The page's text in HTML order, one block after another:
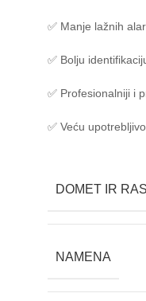
✅ Manje lažnih
✅ Bolju
✅ Profesionalniji i
✅ Veću
DOMET IR
NAMENA